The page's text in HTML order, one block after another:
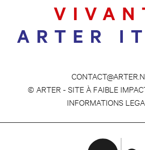
© ARTER - SITE À FAIBLE
INFORMATIONS